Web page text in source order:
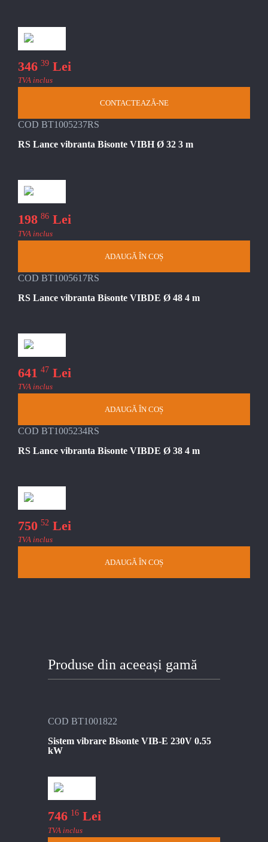
346 39 Lei
TVA inclus
CONTACTEAZĂ-NE
COD BT1005237RS
RS Lance vibranta Bisonte VIBH Ø 32 3 m
198 86 Lei
TVA inclus
ADAUGĂ ÎN COȘ
COD BT1005617RS
RS Lance vibranta Bisonte VIBDE Ø 48 4 m
641 47 Lei
TVA inclus
ADAUGĂ ÎN COȘ
COD BT1005234RS
RS Lance vibranta Bisonte VIBDE Ø 38 4 m
750 52 Lei
TVA inclus
ADAUGĂ ÎN COȘ
Produse din aceeași gamă
COD BT1001822
Sistem vibrare Bisonte VIB-E 230V 0.55
kW
746 16 Lei
TVA inclus